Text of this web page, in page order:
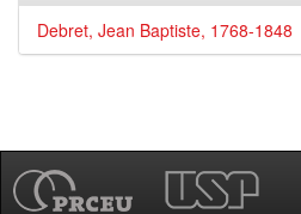
Debret, Jean Baptiste, 1768-1848